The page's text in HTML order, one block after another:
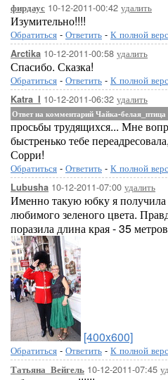
фирдаус 10-12-2011-00:42 удалить
Изумительно!!!!
Обратиться - Ответить - К полной
Arctika 10-12-2011-00:58 удалить
Спасибо. Сказка!
Обратиться - Ответить - К полной
Katra_I 10-12-2011-06:32 удалить
Ответ на комментарий Чайка-белая_птица
просьбы трудящихся... Мне
быстренько тебе
Сорри!
Обратиться - Ответить - К полной
Lubusha 10-12-2011-07:00 удалить
Именно такую юбку я
любимого зеленого цвета.
поразила длина края - 35
[400x600]
Обратиться - Ответить - К полной
Татьяна_Вейгель 10-12-2011-07:45